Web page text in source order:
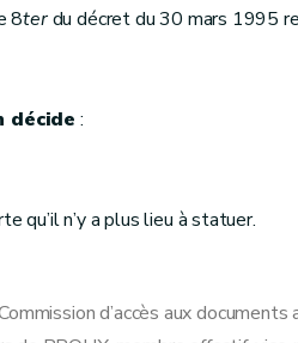
8terdu décret du 30 mars 1995
décide :
qu’il n’y a plus lieu à statuer.
d’accès aux